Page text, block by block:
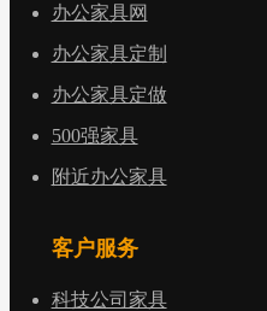
办公家具网
办公家具定制
办公家具定做
500强家具
附近办公家具
客户服务
科技公司家具